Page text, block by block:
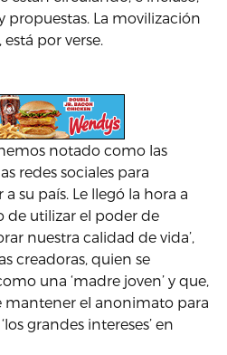
propuestas. La movilización
por verse.
notado como las
redes sociales para
su país. Le llegó la hora a
de utilizar el poder de
nuestra calidad de vida’,
creadoras, quien se
una ‘madre joven’ y que,
el anonimato para
grandes intereses’ en